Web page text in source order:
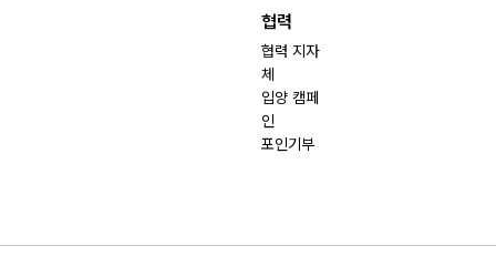
협력
협력 지자
체
입양 캠페
인
포인기부